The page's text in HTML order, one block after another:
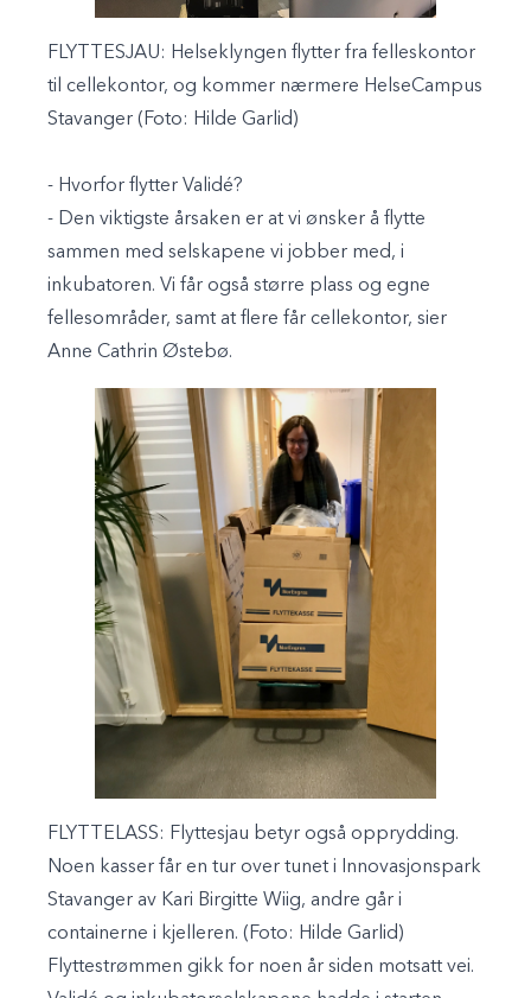
FLYTTESJAU: Helseklyngen flytter fra felleskontor
til cellekontor, og kommer nærmere HelseCampus
Stavanger (Foto: Hilde Garlid)
- Hvorfor flytter Validé?
- Den viktigste årsaken er at vi ønsker å flytte
sammen med selskapene vi jobber med, i
inkubatoren. Vi får også større plass og egne
fellesområder, samt at flere får cellekontor, sier
Anne Cathrin Østebø.
FLYTTELASS: Flyttesjau betyr også opprydding.
Noen kasser får en tur over tunet i Innovasjonspark
Stavanger av Kari Birgitte Wiig, andre går i
containerne i kjelleren. (Foto: Hilde Garlid)
Flyttestrømmen gikk for noen år siden motsatt vei.